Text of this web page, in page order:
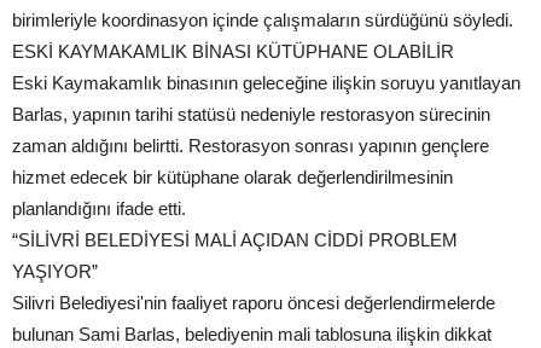
birimleriyle koordinasyon içinde çalışmaların sürdüğünü söyledi.
ESKİ KAYMAKAMLIK BİNASI KÜTÜPHANE OLABİLİR
Eski Kaymakamlık binasının geleceğine ilişkin soruyu yanıtlayan
Barlas, yapının tarihi statüsü nedeniyle restorasyon sürecinin
zaman aldığını belirtti. Restorasyon sonrası yapının gençlere
hizmet edecek bir kütüphane olarak değerlendirilmesinin
planlandığını ifade etti.
“SİLİVRİ BELEDİYESİ MALİ AÇIDAN CİDDİ PROBLEM
YAŞIYOR”
Silivri Belediyesi'nin faaliyet raporu öncesi değerlendirmelerde
bulunan Sami Barlas, belediyenin mali tablosuna ilişkin dikkat